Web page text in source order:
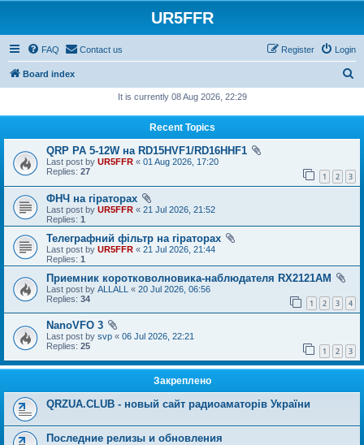
UR5FFR
FAQ Contact us Login
Register
Board index
h
It is currently 08 Aug 2026, 22:29
Recent Topics
QRP PA 5-12W на RD15HVF1/RD16HHF1
Last post by UR5FFR « 01 Aug 2026, 17:20
Replies: 27 1 2 3
ФНЧ на гіраторах
Last post by UR5FFR « 21 Jul 2026, 21:52
Replies: 1
Телеграфний фільтр на гіраторах
Last post by UR5FFR « 21 Jul 2026, 21:44
Replies: 1
Приемник коротковолновика-наблюдателя RX2121AM
Last post by ALLALL « 20 Jul 2026, 06:56
Replies: 34 1 2 3 4
NanoVFO 3
Last post by svp « 06 Jul 2026, 22:21
Replies: 25 1 2 3
Закреплено
QRZUA.CLUB - новый сайт радиоаматорів України
Последние релизы и обновления